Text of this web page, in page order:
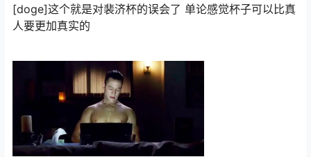
[doge]这个就是对裴济杯的误会了 单论感觉杯子可以比真
人要更加真实的